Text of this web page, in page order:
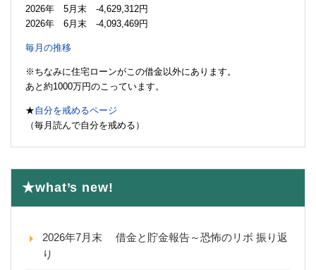
2026年 5月末 -4,629,312円
2026年 6月末 -4,093,469円
毎月の推移
※ちなみに住宅ローンがこの借金以外にあります。
あと約1000万円のこっています。
★自分を戒めるページ
（毎月読んで自分を戒める）
★what’s new!
2026年7月末 借金と貯金報告～恐怖のリボ 振り返
り